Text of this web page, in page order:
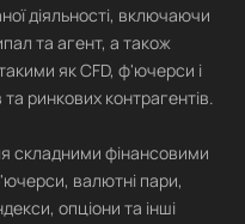
діяльності, включаючи
та агент, а також
як CFD, ф'ючерси і
ринкових контрагентів.
складними фінансовими
валютні пари,
опціони та інші